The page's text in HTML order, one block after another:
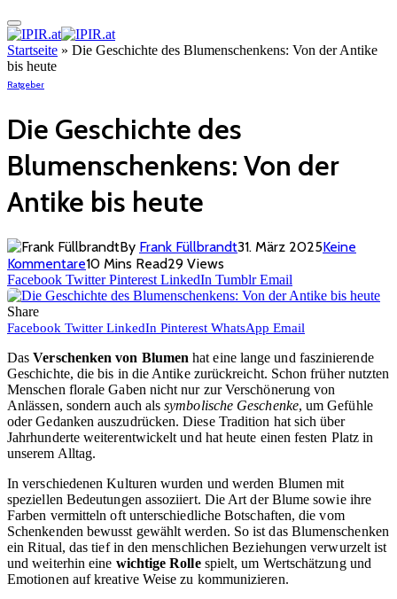
Startseite » Die Geschichte des Blumenschenkens: Von der Antike
bis heute
Ratgeber
Die Geschichte des
Blumenschenkens: Von der
Antike bis heute
By Frank Füllbrandt31. März 2025Keine
Kommentare10 Mins Read29 Views
Facebook Twitter Pinterest LinkedIn Tumblr Email
Share
Facebook Twitter LinkedIn Pinterest WhatsApp Email
DasVerschenken von Blumen hat eine lange und faszinierende
Geschichte, die bis in die Antike zurückreicht. Schon früher nutzten
Menschen florale Gaben nicht nur zur Verschönerung von
Anlässen, sondern auch alssymbolische Geschenke, um Gefühle
oder Gedanken auszudrücken. Diese Tradition hat sich über
Jahrhunderte weiterentwickelt und hat heute einen festen Platz in
unserem Alltag.
In verschiedenen Kulturen wurden und werden Blumen mit
speziellen Bedeutungen assoziiert. Die Art der Blume sowie ihre
Farben vermitteln oft unterschiedliche Botschaften, die vom
Schenkenden bewusst gewählt werden. So ist das Blumenschenken
ein Ritual, das tief in den menschlichen Beziehungen verwurzelt ist
und weiterhin eine wichtige Rollespielt, um Wertschätzung und
Emotionen auf kreative Weise zu kommunizieren.